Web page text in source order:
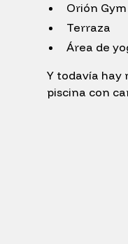
Orión Gym
Terraza
Área de
Y todavía hay
piscina con